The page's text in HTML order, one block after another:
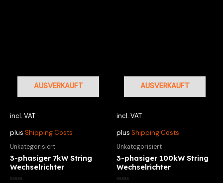
AUSVERKAUFT
incl. VAT
plus Shipping Costs
Unkategorisiert
3-phasiger 7kW String
Wechselrichter
AUSVERKAUFT
incl. VAT
plus Shipping Costs
Unkategorisiert
3-phasiger 100kW String
Wechselrichter